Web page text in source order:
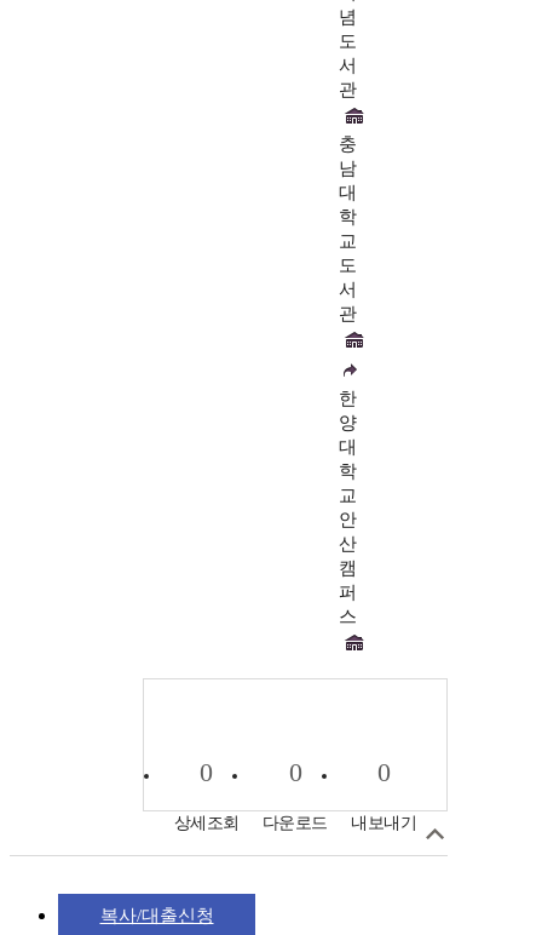
념
도
서
관
충
남
대
학
교
도
서
관
한
양
대
학
교
안
산
캠
퍼
스
0
상세조회
0
다운로드
0
내보내기
복사/대출신청